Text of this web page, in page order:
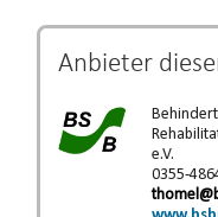
Anbieter
e.V.
0355-